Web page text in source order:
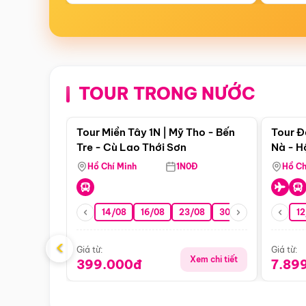
TOUR TRONG NƯỚC
Điểm nổi bật
Tour Miền Tây 1N | Mỹ Tho - Bến
Tre - Cù Lao Thới Sơn
Hồ Chí Minh 1N0Đ
14/08 16/08 23/08 30/08 06/09
Giá từ:
399.000đ Xem chi tiết
Tour
Nà -
Nha
Hồ
Giá từ:
‹